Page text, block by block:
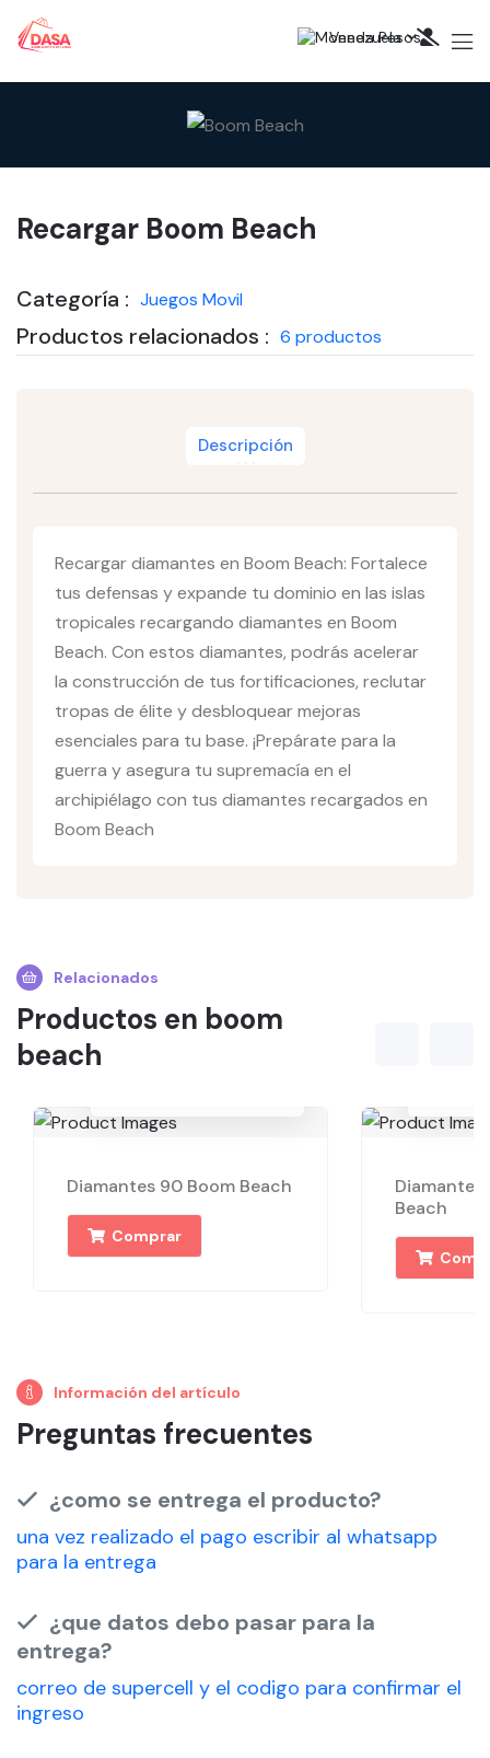
Venezuela
Recargar Boom Beach
Categoría : Juegos Movil
Productos relacionados : 6 productos
Descripción
Recargar diamantes en Boom Beach: Fortalece
tus defensas y expande tu dominio en las islas
tropicales recargando diamantes en Boom
Beach. Con estos diamantes, podrás acelerar
la construcción de tus fortificaciones, reclutar
tropas de élite y desbloquear mejoras
esenciales para tu base. ¡Prepárate para la
guerra y asegura tu supremacía en el
archipiélago con tus diamantes recargados en
Boom Beach
Relacionados
Productos en boom
beach
Diamantes 90 Boom Beach
Comprar
Beach
Información del artículo
Preguntas frecuentes
¿como se entrega el producto?
una vez realizado el pago escribir al whatsapp
para la entrega
¿que datos debo pasar para la
entrega?
correo de supercell y el codigo para confirmar el
ingreso